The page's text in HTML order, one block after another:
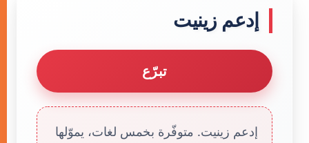
إدعم زينيت
تبرّع
إدعم زينيت. متوفّرة بخمس لغات، يموّلها